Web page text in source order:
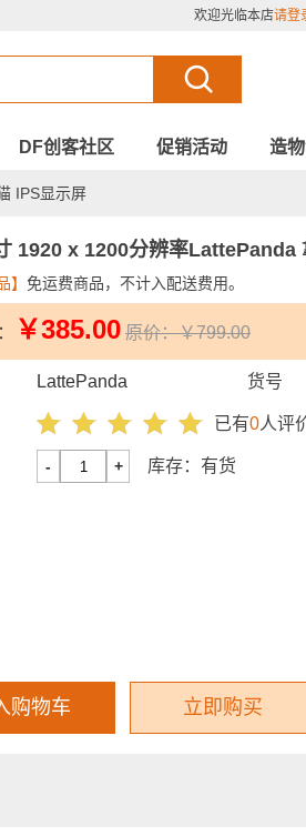
欢迎光临本店请登
DF创客社区 促销活动 造
IPS显示屏
1920 x 1200分辨率LattePanda
】 免运费商品，不计入配送费用。
￥385.00 原价：￥799.00
LattePanda 货号
已有0人评
- + 库存： 有货
购物车 立即购买